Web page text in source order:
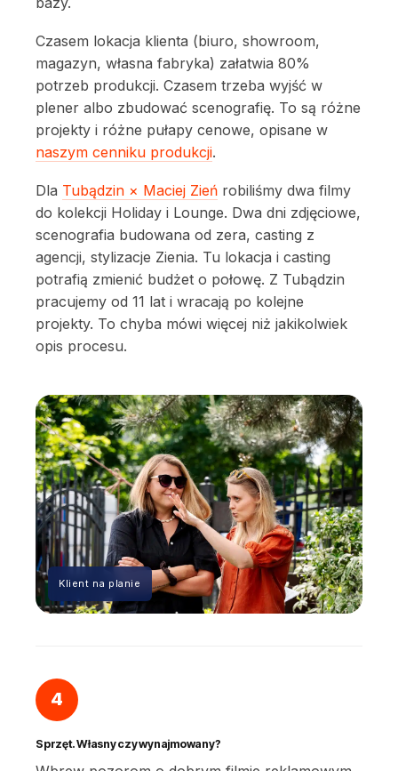
Czasem lokacja klienta (biuro, showroom,
magazyn, własna fabryka) załatwia 80%
potrzeb produkcji. Czasem trzeba wyjść w
plener albo zbudować scenografię. To są różne
projekty i różne pułapy cenowe, opisane w
naszym cenniku produkcji.
Dla Tubądzin × Maciej Zień robiliśmy dwa filmy
do kolekcji Holiday i Lounge. Dwa dni zdjęciowe,
scenografia budowana od zera, casting z
agencji, stylizacje Zienia. Tu lokacja i casting
potrafią zmienić budżet o połowę. Z Tubądzin
pracujemy od 11 lat i wracają po kolejne
projekty. To chyba mówi więcej niż jakikolwiek
opis procesu.
Klient na planie
4
Sprzęt. Własny czy wynajmowany?